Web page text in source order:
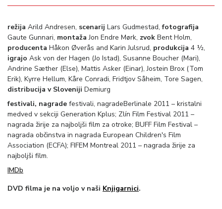
režija Arild Andresen, scenarij Lars Gudmestad,fotografija
Gaute Gunnari, montažaJon Endre Mørk, zvok Bent Holm,
producenta Håkon Øverås and Karin Julsrud, produkcija 4 ½,
igrajo Ask von der Hagen (Jo Istad), Susanne Boucher (Mari),
Andrine Sæther (Else), Mattis Asker (Einar), Jostein Brox (Tom
Erik), Kyrre Hellum, Kåre Conradi, Fridtjov Såheim, Tore Sagen,
distribucija v Sloveniji Demiurg
festivali, nagrade festivali, nagradeBerlinale 2011 – kristalni
medved v sekciji Generation Kplus; Zlín Film Festival 2011 –
nagrada žirije za najboljši film za otroke; BUFF Film Festival –
nagrada občinstva in nagrada European Children's Film
Association (ECFA); FIFEM Montreal 2011 – nagrada žirije za
najboljši film.
IMDb
DVD filma je na voljo v naši Knjigarnici.